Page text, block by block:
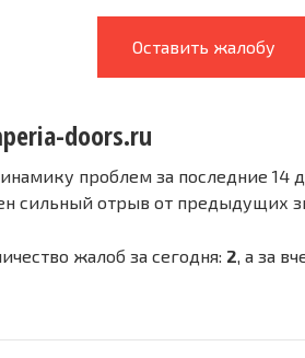
Оставить жалобу
doors.ru
проблем за последние 14
сильный отрыв от предыдущих
жалоб за сегодня: 2, а за